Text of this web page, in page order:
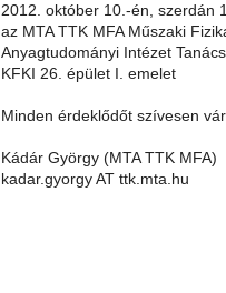
2012. október 10.-én, szerdán
az MTA TTK MFA Műszaki
Anyagtudományi Intézet
KFKI 26. épület I. emelet
Minden érdeklődőt szívesen
Kádár György (MTA TTK MFA)
kadar.gyorgy AT ttk.mta.hu